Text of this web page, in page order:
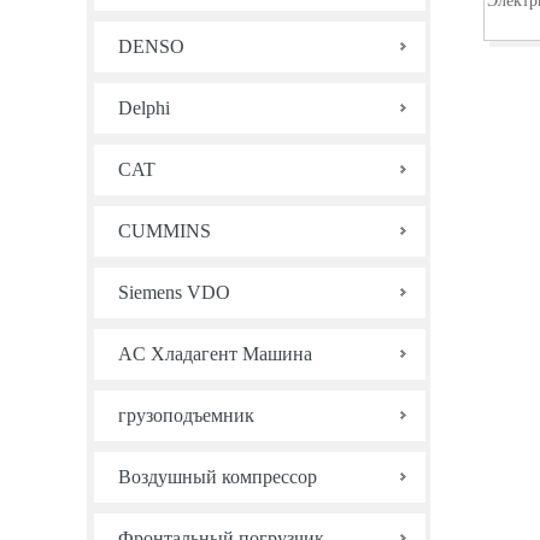
DENSO
Delphi
CAT
CUMMINS
Siemens VDO
AC Хладагент Машина
грузоподъемник
Воздушный компрессор